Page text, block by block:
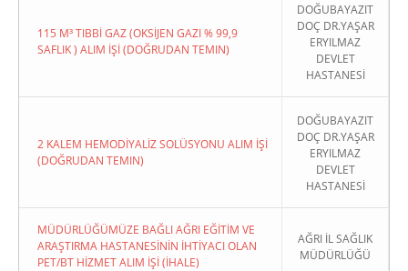
115 M³ TIBBİ GAZ (OKSİJEN GAZI % 99,9
SAFLIK ) ALIM İŞİ (DOĞRUDAN TEMIN)
DOĞUBAYAZIT
DOÇ DR.YAŞAR
ERYILMAZ
DEVLET
HASTANESİ
2 KALEM HEMODİYALİZ SOLÜSYONU ALIM İŞİ
(DOĞRUDAN TEMIN)
DOĞUBAYAZIT
DOÇ DR.YAŞAR
ERYILMAZ
DEVLET
HASTANESİ
MÜDÜRLÜĞÜMÜZE BAĞLI AĞRI EĞİTİM VE
ARAŞTIRMA HASTANESİNİN İHTİYACI OLAN
PET/BT HİZMET ALIM İŞİ (İHALE)
AĞRI İL SAĞLIK
MÜDÜRLÜĞÜ